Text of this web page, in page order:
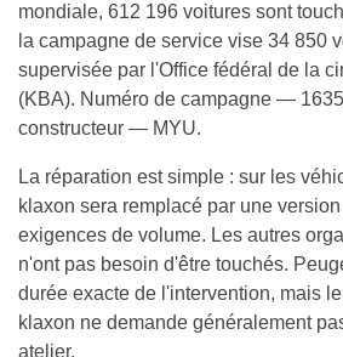
mondiale, 612 196 voitures sont
la campagne de service vise 34 850
supervisée par l'Office fédéral de la
(KBA). Numéro de campagne —
constructeur — MYU.
La réparation est simple : sur les
klaxon sera remplacé par une
exigences de volume. Les autres
n'ont pas besoin d'être touchés.
durée exacte de l'intervention, mais
klaxon ne demande généralement
atelier.